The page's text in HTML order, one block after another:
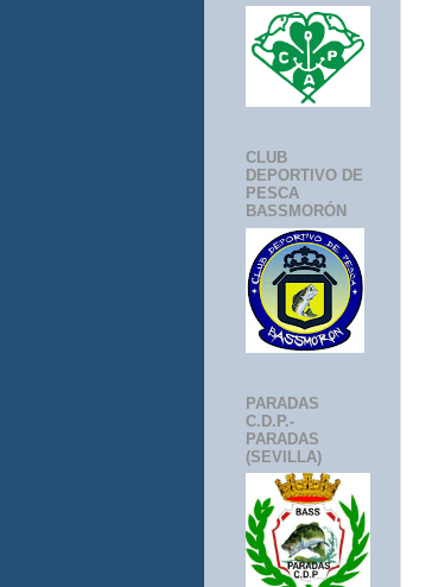
CLUB
DEPORTIVO DE
PESCA
BASSMORÓN
PARADAS
C.D.P.-
PARADAS
(SEVILLA)